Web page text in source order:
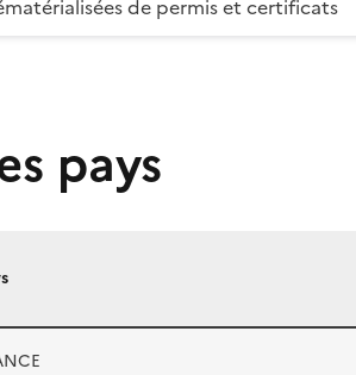
de permis et certificats
pays